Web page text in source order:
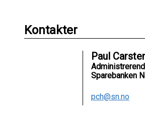
Kontakter
Paul
Sparebanken
pch@sn.no